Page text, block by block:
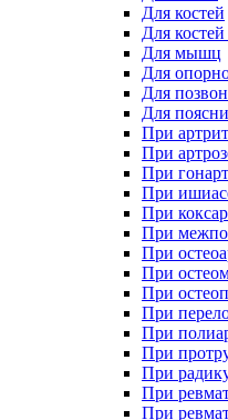
Для костей
Для
Для мышц
Для
Для
Для
При
При
При
При
При
При
При
При
При
При
При
При
При
При
При